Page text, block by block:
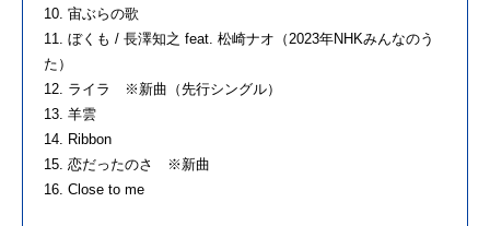
10. 宙ぶらの歌
11. ぼくも / 長澤知之 feat. 松崎ナオ（2023年NHKみんなのう
た）
12. ライラ ※新曲（先行シングル）
13. 羊雲
14. Ribbon
15. 恋だったのさ ※新曲
16. Close to me